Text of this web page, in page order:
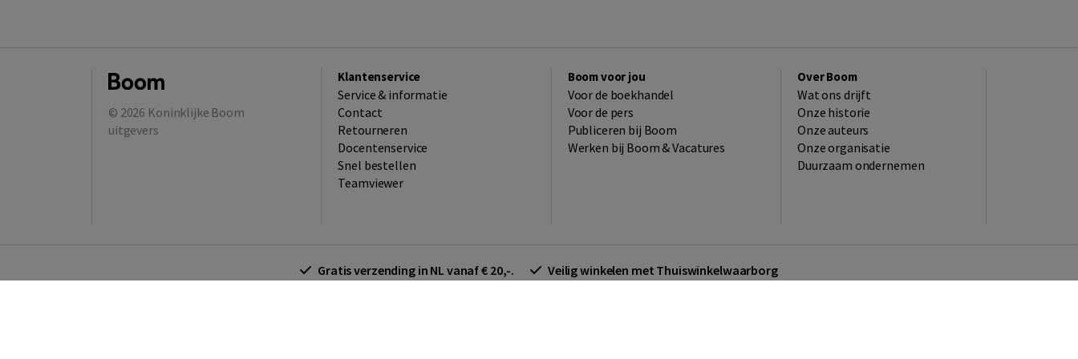
© 2026 Koninklijke Boom
uitgevers
Klantenservice
Service & informatie
Contact
Retourneren
Docentenservice
Snel bestellen
Teamviewer
Boom voor jou
Voor de boekhandel
Voor de pers
Publiceren bij Boom
Werken bij Boom & Vacatures
Over Boom
Wat ons drijft
Onze historie
Onze auteurs
Onze organisatie
Duurzaam ondernemen
Gratis verzending in NL vanaf € 20,-. Veilig winkelen met Thuiswinkelwaarborg